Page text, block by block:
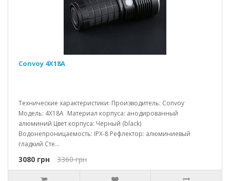
Convoy 4X18A
Технические характеристики: Производитель: Convoy
Модель: 4X18A Материал корпуса: анодированный
алюминий Цвет корпуса: Черный (black)
Водонепроницаемость: IPX-8 Рефлектор: алюминиевый
гладкий Сте...
3080 грн 3360 грн